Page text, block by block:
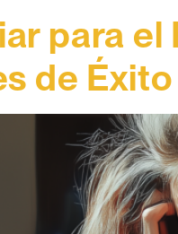
para el
de Éxito